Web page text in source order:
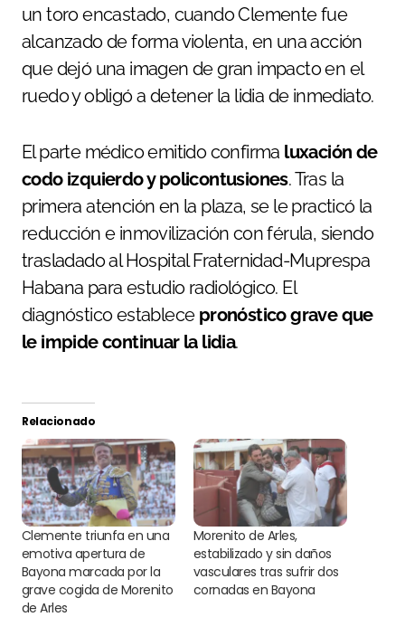
un toro encastado, cuando Clemente fue
alcanzado de forma violenta, en una acción
que dejó una imagen de gran impacto en el
ruedo y obligó a detener la lidia de inmediato.
El parte médico emitido confirma luxación de
codo izquierdo y policontusiones. Tras la
primera atención en la plaza, se le practicó la
reducción e inmovilización con férula, siendo
trasladado al Hospital Fraternidad-Muprespa
Habana para estudio radiológico. El
diagnóstico establece pronóstico grave que
le impide continuar la lidia.
Relacionado
Clemente triunfa en una
emotiva apertura de
Bayona marcada por la
grave cogida de Morenito
de Arles
Morenito de Arles,
estabilizado y sin daños
vasculares tras sufrir dos
cornadas en Bayona